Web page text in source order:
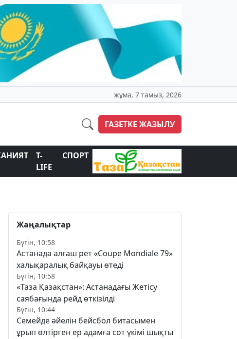
жұма, 7 тамыз, 2026
ГАЗЕТКЕ ЖАЗЫЛУ
T-
LIFE
СПОРТ
Жаңалықтар
Бүгін, 10:58
Астанада алғаш рет «Coupe Mondiale 79»
халықаралық байқауы өтеді
Бүгін, 10:58
«Таза Қазақстан»: Астанадағы Жетісу
саябағында рейд өткізілді
Бүгін, 10:44
Семейде әйелін бейсбол битасымен
ұрып өлтірген ер адамға сот үкімі шықты